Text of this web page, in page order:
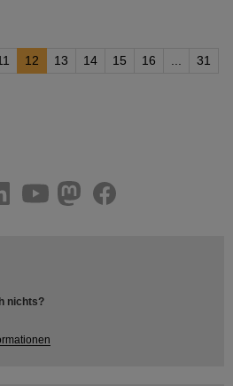
12 13 14 15 16
31
facebook
nichts?